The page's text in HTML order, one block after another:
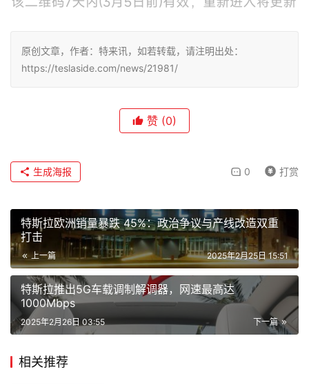
原创文章，作者：特来讯，如若转载，请注明出处：
https://teslaside.com/news/21981/
赞 (0)
0 打赏
生成海报
特斯拉欧洲销量暴跌 45%：政治争议与产线改造双重
打击
上一篇 2025年2月25日 15:51
特斯拉推出5G车载调制解调器，网速最高达
1000Mbps
下一篇
2025年2月26日 03:55
相关推荐